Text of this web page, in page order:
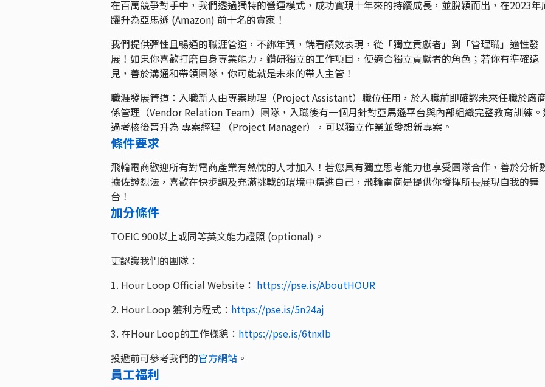
在百萬競爭對手中，我們透過獨特的營運模式，成功實現十年來的持續成長，並脫穎而出，在2023年
躍升為亞馬遜 (Amazon) 前十名的賣家！
我們提供彈性且暢通的職涯管道，不綁年資，端看績效表現，從「獨立貢獻者」到「管理職」適性發
展！如果你喜歡打磨自身專業能力，鑽研獨立的工作項目，便適合獨立貢獻者的角色；若你有準確遠
見，善於溝通和帶領團隊，你可能就是未來的帶人主管！
職涯發展管道：入職新人由專案助理（Project Assistant）職位任用，於入職前即確認未來任職於廠
係管理（Vendor Relation Team）團隊，入職後有一個月針對亞馬遜平台與內部組織完整教育訓練
過考核後晉升為 專案經理 （Project Manager），可以獨立作業並發想新專案。
條件要求
飛輪電商歡迎所有對電商產業有熱忱的人才加入！若您具有獨立思考能力也享受團隊合作，善於分析
據佐證想法，喜歡在快步調及充滿挑戰的環境中精進自己，飛輪電商是提供你發揮所長展現自我的舞
台！
加分條件
TOEIC 900以上或同等英文能力證照 (optional)。
更認識我們的團隊：
1. Hour Loop Official Website： https://pse.is/AboutHOUR
2. Hour Loop 獲利方程式： https://pse.is/5n24aj
3. 在Hour Loop的工作樣貌： https://pse.is/6tnxlb
投遞前可參考我們的官方網站 。
員工福利